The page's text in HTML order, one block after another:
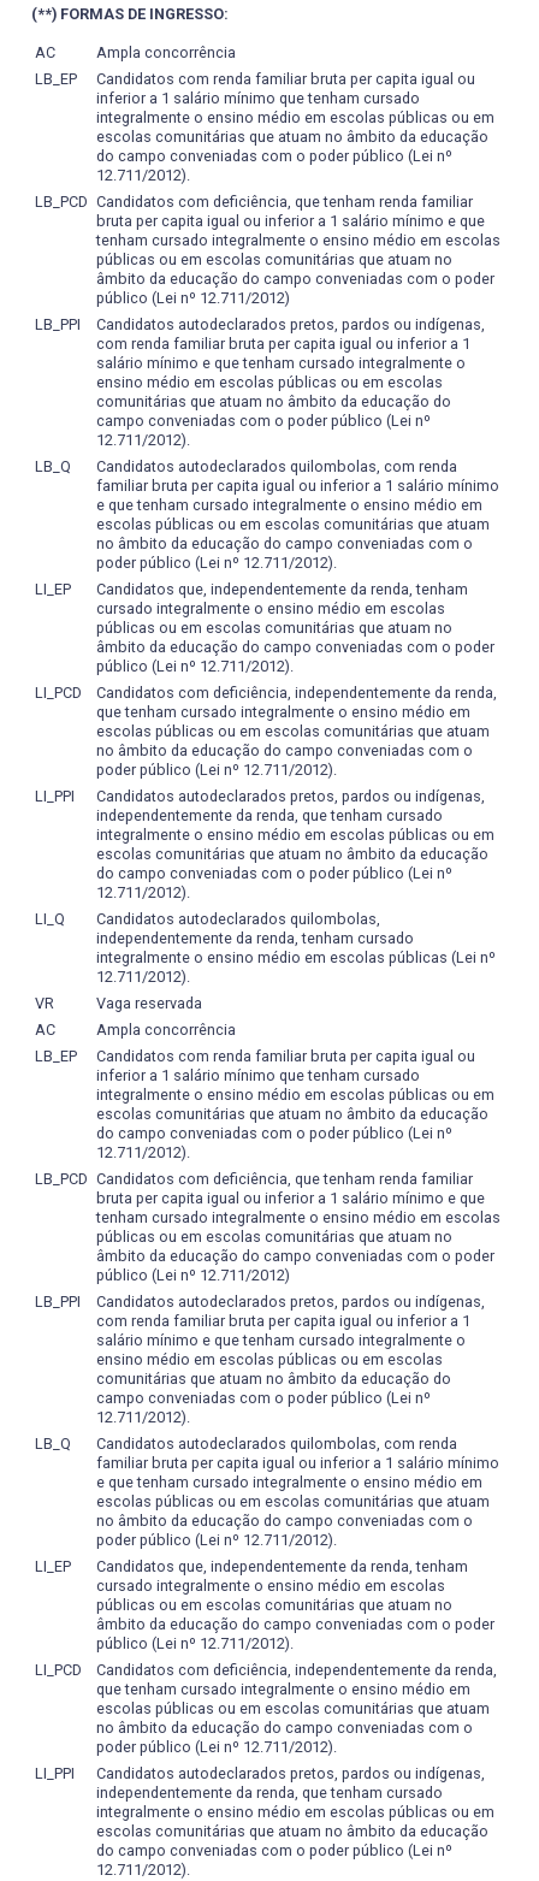
- Desenvolver atitude investigativa no aluno de forma a
abordar tanto problemas tradicionais quanto problemas
novos em tecnologia em geoprocessamento partindo de
conceitos, princípios e leis fundamentais da cartografia;
- Capacitar os egressos para atuarem em projetos de
pesquisa em diversas áreas do conhecimento;
- Desenvolver uma ética de atuação profissional que
inclua a responsabilidade social e a compreensão crítica
da ciência e educação como fenômeno cultural e
histórico;
- Enfatizar a formação cultural e humanística, com
ênfase nos valores éticos gerais e profissionais;
- Incentivar e capacitar os egressos a apresentar e
publicar os resultados científicos nas distintas formas de
expressão.
inferir sobre populações com base em amostragens
aplicadas a área de Geoprocessamento e Geomática.
- Utilizar ferramentas computacionais para
armazenamento e análise de dados espaciais.
- Selecionar material, extrair e transferir informações
geográficas de cartas e mapas, utilizando sistemas de
referência, projeções cartográficas e os sistemas de
coordenadas.
- Operar equipamentos de medição topográfica e
geodésica automatizados, na obtenção e manipulação de
dados topográficos e geodésicos.
- Coletar dados georreferenciados e executar cadastros
técnicos urbanos e rurais multifinalitários.
- Executar e representar levantamentos topográficos e
geodésicos utilizando métodos e equipamentos
adequados.
- Identificar os diferentes sistemas de sensores remotos,
seus produtos, suas técnicas de tratamento e análise de
dados.
- Selecionar material, identificar e interpretar alvos e
extrair informações, aplicáveis em sistemas de
informações geográficas e cadastros multifinalitários,
através de equipamentos e métodos adequados.
- Utilizar ferramentas computacionais de fotogrametria
digital para geração de mapas e modelos de elevação do
terreno.
- Elaborar e aplicar projetos técnico-científicos em suas
áreas de atuação da Geomática e do Geoprocessamento.
- Capturar, armazenar, tratar e planejar a apresentação
de dados georreferenciados na elaboração de mapas,
utilizando técnicas, aplicativos e equipamentos
computacionais.
Habilidades
- Utilizar a Física, a Matemática, a Geologia, a Geografia e
a Computação como linguagem para expressão das leis
que governam os processos de Geomática;
- Elaborar argumentos lógicos baseados em princípios e
leis fundamentais para expressar ideias, conceitos e
procedimentos para descrever fenômenos naturais,
equipamentos e procedimentos de laboratório, e para
apresentar resultados científicos e técnicos na forma de
relatório, artigos, seminários e aulas;
- Propor modelos cartográficos e utilizá-los na
visualização e na explicação dos fenômenos naturais,
reconhecendo seu domínio de validade, interpretar
gráficos e representações visuais figurativas ou
abstratas, de tal modo que os projetos de produção
possam ser adequadamente elaborados;
- Resolver problemas experimentais do seu
conhecimento, a análise de resultados e a formulação de
conclusões;
- Utilizar recursos de informática, inclusive uma
linguagem de programação científica e noções de
interligação do computador como mundo físico externo,
para a realização de experimentos, projetos e obras;
- Reconhecer as ferramentas de Geoprocessamento
como um produto histórico e cultural, reconhecer suas
relações com outras áreas de saber e de fazer e com as
instâncias sociais, passadas e contemporâneas;
- Realizar pesquisa básica ou aplicada, como
cada uma das atividades curriculares do Curso.
de Aveiro).
realizar cadastramento junto ao Portal do Egresso da
UFPel (http://wp.ufpel.edu.br/egresso). O objetivo deste
espaço é acompanhar os profissionais formados pela
UFPel e, através das informações registradas pelos ex-
alunos, identificar o índice de sucesso da instituição com
base na inserção de seus egressos no mercado de
trabalho. A Comissão de Avaliação do Curso de
Geoprocessamento analisará tais registros e emitirá
parecer destacando os principais aspectos da avaliação
dessa dimensão e sugerindo aspectos ou procedimentos
que devam ser melhorados.
(**) FORMAS DE INGRESSO:
AC
Ampla concorrência
LB_EP
Candidatos com renda familiar bruta per capita igual ou
inferior a 1 salário mínimo que tenham cursado
integralmente o ensino médio em escolas públicas ou em
escolas comunitárias que atuam no âmbito da educação
do campo conveniadas com o poder público (Lei nº
12.711/2012).
LB_PCD Candidatos com deficiência, que tenham renda familiar
bruta per capita igual ou inferior a 1 salário mínimo e que
tenham cursado integralmente o ensino médio em escolas
públicas ou em escolas comunitárias que atuam no
âmbito da educação do campo conveniadas com o poder
público (Lei nº 12.711/2012)
LB_PPI
Candidatos autodeclarados pretos, pardos ou indígenas,
com renda familiar bruta per capita igual ou inferior a 1
salário mínimo e que tenham cursado integralmente o
ensino médio em escolas públicas ou em escolas
comunitárias que atuam no âmbito da educação do
campo conveniadas com o poder público (Lei nº
12.711/2012).
LB_Q
Candidatos autodeclarados quilombolas, com renda
familiar bruta per capita igual ou inferior a 1 salário mínimo
e que tenham cursado integralmente o ensino médio em
escolas públicas ou em escolas comunitárias que atuam
no âmbito da educação do campo conveniadas com o
poder público (Lei nº 12.711/2012).
LI_EP
Candidatos que, independentemente da renda, tenham
cursado integralmente o ensino médio em escolas
públicas ou em escolas comunitárias que atuam no
âmbito da educação do campo conveniadas com o poder
público (Lei nº 12.711/2012).
LI_PCD
Candidatos com deficiência, independentemente da renda,
que tenham cursado integralmente o ensino médio em
escolas públicas ou em escolas comunitárias que atuam
no âmbito da educação do campo conveniadas com o
poder público (Lei nº 12.711/2012).
LI_PPI
Candidatos autodeclarados pretos, pardos ou indígenas,
independentemente da renda, que tenham cursado
integralmente o ensino médio em escolas públicas ou em
escolas comunitárias que atuam no âmbito da educação
do campo conveniadas com o poder público (Lei nº
12.711/2012).
LI_Q
Candidatos autodeclarados quilombolas,
independentemente da renda, tenham cursado
integralmente o ensino médio em escolas públicas (Lei nº
12.711/2012).
VR
Vaga reservada
AC
Ampla concorrência
LB_EP
Candidatos com renda familiar bruta per capita igual ou
inferior a 1 salário mínimo que tenham cursado
integralmente o ensino médio em escolas públicas ou em
escolas comunitárias que atuam no âmbito da educação
do campo conveniadas com o poder público (Lei nº
12.711/2012).
LB_PCD Candidatos com deficiência, que tenham renda familiar
bruta per capita igual ou inferior a 1 salário mínimo e que
tenham cursado integralmente o ensino médio em escolas
públicas ou em escolas comunitárias que atuam no
âmbito da educação do campo conveniadas com o poder
público (Lei nº 12.711/2012)
LB_PPI
Candidatos autodeclarados pretos, pardos ou indígenas,
com renda familiar bruta per capita igual ou inferior a 1
salário mínimo e que tenham cursado integralmente o
ensino médio em escolas públicas ou em escolas
comunitárias que atuam no âmbito da educação do
campo conveniadas com o poder público (Lei nº
12.711/2012).
LB_Q
Candidatos autodeclarados quilombolas, com renda
familiar bruta per capita igual ou inferior a 1 salário mínimo
e que tenham cursado integralmente o ensino médio em
escolas públicas ou em escolas comunitárias que atuam
no âmbito da educação do campo conveniadas com o
poder público (Lei nº 12.711/2012).
LI_EP
Candidatos que, independentemente da renda, tenham
cursado integralmente o ensino médio em escolas
públicas ou em escolas comunitárias que atuam no
âmbito da educação do campo conveniadas com o poder
público (Lei nº 12.711/2012).
LI_PCD
Candidatos com deficiência, independentemente da renda,
que tenham cursado integralmente o ensino médio em
escolas públicas ou em escolas comunitárias que atuam
no âmbito da educação do campo conveniadas com o
poder público (Lei nº 12.711/2012).
LI_PPI
Candidatos autodeclarados pretos, pardos ou indígenas,
independentemente da renda, que tenham cursado
integralmente o ensino médio em escolas públicas ou em
escolas comunitárias que atuam no âmbito da educação
do campo conveniadas com o poder público (Lei nº
12.711/2012).